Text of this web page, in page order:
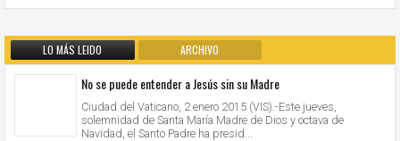
LO MÁS LEIDO ARCHIVO
No se puede entender a Jesús sin su Madre
Ciudad del Vaticano, 2 enero 2015 (VIS).-Este jueves,
solemnidad de Santa María Madre de Dios y octava de
Navidad, el Santo Padre ha presid...